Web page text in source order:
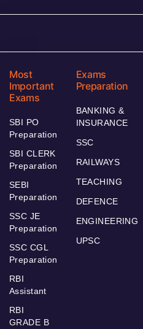
Most
Important
Exams
SBI PO
Preparation
SBI CLERK
Preparation
SEBI
Preparation
SSC JE
Preparation
SSC CGL
Preparation
RBI
Assistant
RBI
GRADE B
Exams
Preparation
BANKING &
INSURANCE
SSC
RAILWAYS
TEACHING
DEFENCE
ENGINEERING
UPSC